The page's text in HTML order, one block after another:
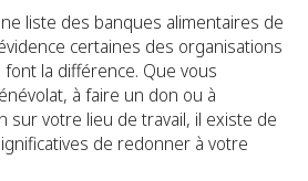
liste des banques alimentaires de
certaines des organisations
la différence. Que vous
à faire un don ou à
sur votre lieu de travail, il existe de
de redonner à votre